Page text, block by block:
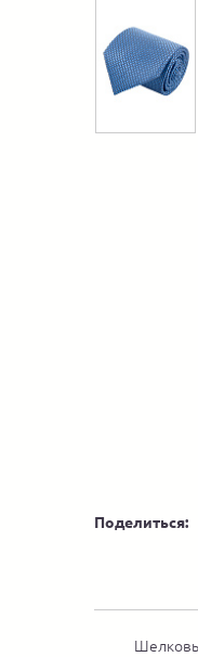
Поделиться: